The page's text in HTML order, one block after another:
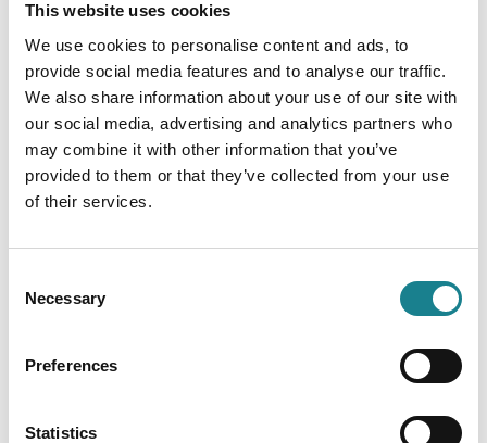
This website uses cookies
We use cookies to personalise content and ads, to
provide social media features and to analyse our traffic.
We also share information about your use of our site with
our social media, advertising and analytics partners who
may combine it with other information that you’ve
provided to them or that they’ve collected from your use
of their services.
Selection
Necessary
Preferences
Statistics
auf Augenhöhe aus